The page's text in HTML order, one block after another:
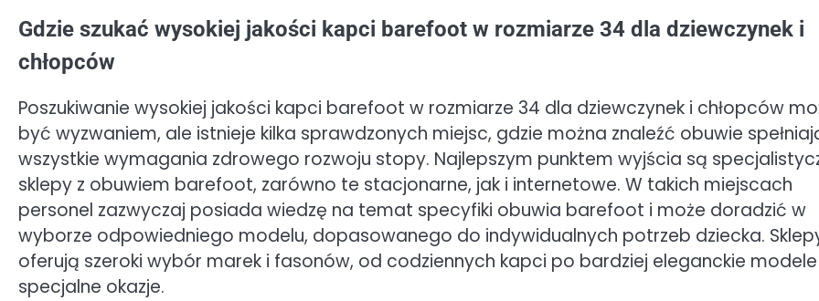
Gdzie szukać wysokiej jakości kapci barefoot w rozmiarze 34 dla dziewczynek i
chłopców
Poszukiwanie wysokiej jakości kapci barefoot w rozmiarze 34 dla dziewczynek i chłopców
być wyzwaniem, ale istnieje kilka sprawdzonych miejsc, gdzie można znaleźć obuwie
wszystkie wymagania zdrowego rozwoju stopy. Najlepszym punktem wyjścia są
sklepy z obuwiem barefoot, zarówno te stacjonarne, jak i internetowe. W takich miejscach
personel zazwyczaj posiada wiedzę na temat specyfiki obuwia barefoot i może doradzić w
wyborze odpowiedniego modelu, dopasowanego do indywidualnych potrzeb dziecka.
oferują szeroki wybór marek i fasonów, od codziennych kapci po bardziej eleganckie
specjalne okazje.